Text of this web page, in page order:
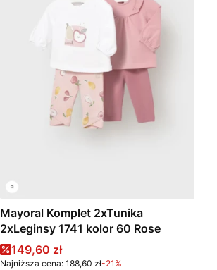
Mayoral Komplet 2xTunika
2xLeginsy 1741 kolor 60 Rose
Cena promocyjna
149,60 zł
Najniższa cena: 188,60 zł-21%